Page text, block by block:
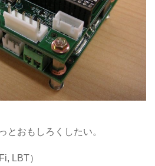
とおもしろくしたい。
LBT）